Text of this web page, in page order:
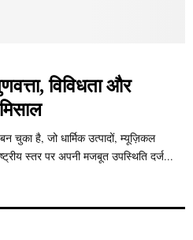
विविधता और
चुका है, जो धार्मिक उत्पादों, म्यूज़िकल
स्तर पर अपनी मजबूत उपस्थिति दर्ज...